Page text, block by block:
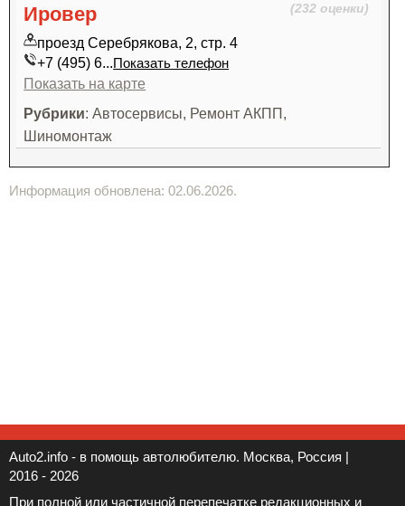
(232 оценки)
Ировер
проезд Серебрякова, 2, стр. 4
+7 (495) 6...Показать телефон
Показать на карте
Рубрики: Автосервисы, Ремонт АКПП,
Шиномонтаж
Информация обновлена: 02.06.2026.
Auto2.info - в помощь автолюбителю. Москва, Россия |
2016 - 2026
При полной или частичной перепечатке редакционных и